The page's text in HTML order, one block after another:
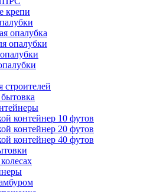
крепи
опалубка
опалубки
строителей
контейнер 10 футов
контейнер 20 футов
контейнер 40 футов